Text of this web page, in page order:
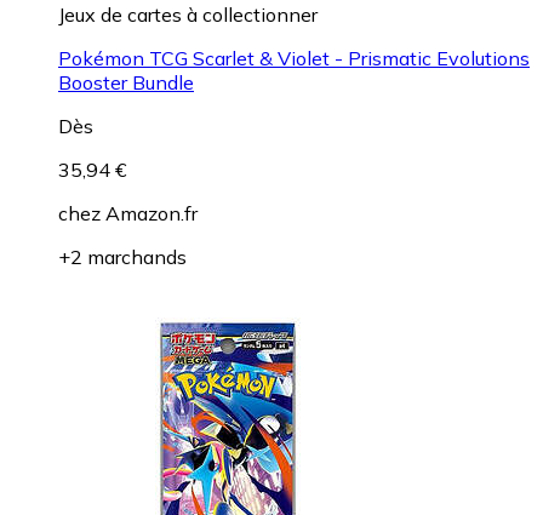
Jeux de cartes à collectionner
Pokémon TCG Scarlet & Violet - Prismatic Evolutions
Booster Bundle
Dès
35,94 €
chez Amazon.fr
+2 marchands